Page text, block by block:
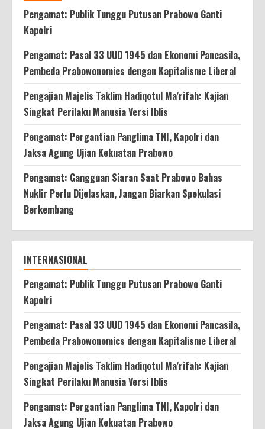
Pengamat: Publik Tunggu Putusan Prabowo Ganti
Kapolri
Pengamat: Pasal 33 UUD 1945 dan Ekonomi Pancasila,
Pembeda Prabowonomics dengan Kapitalisme Liberal
Pengajian Majelis Taklim Hadiqotul Ma’rifah: Kajian
Singkat Perilaku Manusia Versi Iblis
Pengamat: Pergantian Panglima TNI, Kapolri dan
Jaksa Agung Ujian Kekuatan Prabowo
Pengamat: Gangguan Siaran Saat Prabowo Bahas
Nuklir Perlu Dijelaskan, Jangan Biarkan Spekulasi
Berkembang
INTERNASIONAL
Pengamat: Publik Tunggu Putusan Prabowo Ganti
Kapolri
Pengamat: Pasal 33 UUD 1945 dan Ekonomi Pancasila,
Pembeda Prabowonomics dengan Kapitalisme Liberal
Pengajian Majelis Taklim Hadiqotul Ma’rifah: Kajian
Singkat Perilaku Manusia Versi Iblis
Pengamat: Pergantian Panglima TNI, Kapolri dan
Jaksa Agung Ujian Kekuatan Prabowo